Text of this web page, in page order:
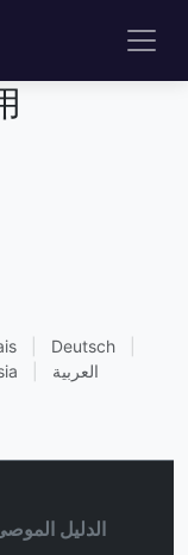
Deutsch
العربية
الدليل